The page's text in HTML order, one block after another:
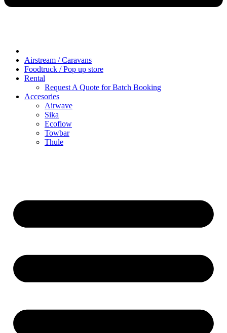
Airstream / Caravans
Foodtruck / Pop up store
Rental
Request A Quote for Batch Booking
Accesories
Airwave
Sika
Ecoflow
Towbar
Thule